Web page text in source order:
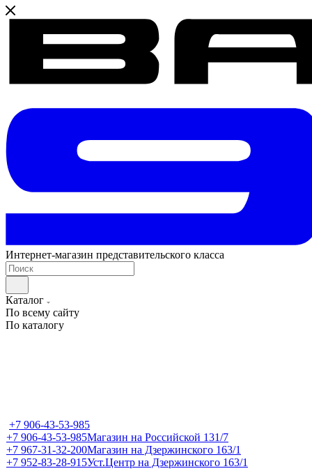
Интернет-магазин представительского класса
Каталог
По всему сайту
По каталогу
+7 906-43-53-985
+7 906-43-53-985Магазин на Российской 131/7
+7 967-31-32-200Магазин на Дзержинского 163/1
+7 952-83-28-915Уст.Центр на Дзержинского 163/1